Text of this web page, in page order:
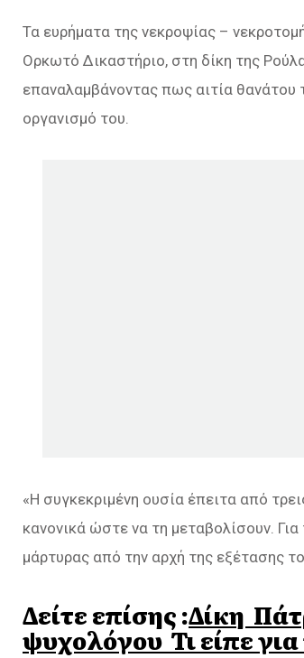
Τα ευρήματα της νεκροψίας –
Ορκωτό Δικαστήριο, στη δίκη της
επαναλαμβάνοντας πως αιτία θανάτου
οργανισμό του.
«Η συγκεκριμένη ουσία έπειτα από
κανονικά ώστε να τη μεταβολίσουν.
μάρτυρας από την αρχή της εξέτασης
Δείτε επίσης :Δίκη
ψυχολόγου Τι είπε